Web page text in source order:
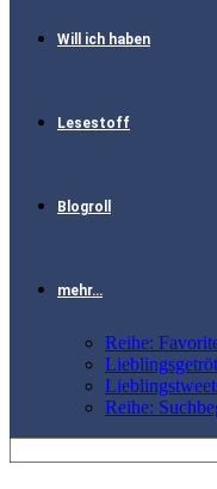
Will ich haben
Lesestoff
Blogroll
mehr…
Reihe:
Reihe: